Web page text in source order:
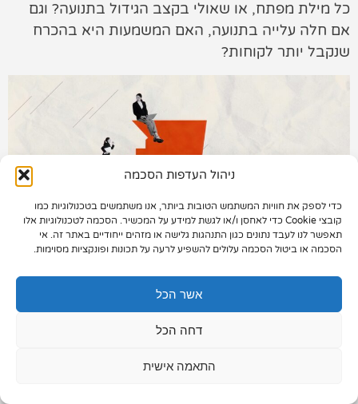
ניהול העדפות הסכמה
כדי לספק את חוויות המשתמש הטובות ביותר, אנו משתמשים בטכנולוגיות כמו
קובצי Cookie כדי לאחסן ו/או לגשת למידע על המכשיר. הסכמה לטכנולוגיות אלו
תאפשר לנו לעבד נתונים כגון התנהגות גלישה או מזהים ייחודיים באתר זה. אי
הסכמה או ביטול הסכמה עלולים להשפיע לרעה על תכונות ופונקציות מסוימות.
אשר הכל
דחה הכל
התאמה אישית
סחר
קייס סטאדי
תיק עבודות
073-7028000
הפלד 7, חולון
info@extra.co.il
כל מילת מפתח, או שאולי בקצב הגידול בתנועה? וגם
אם חלה עלייה בתנועה, האם המשמעות היא בהכרח
שנקבל יותר לקוחות?
התשובה היא שמדובר בנושא מורכב, ויש כמה וכמה
דרכים למדוד תוצאות בקידום אתרים. במאמר זה נעבור
על המדדים השונים ועל האופן בוקידום אתרים
צריך להיעשות בדגש על היחס בין לקוח לחברת